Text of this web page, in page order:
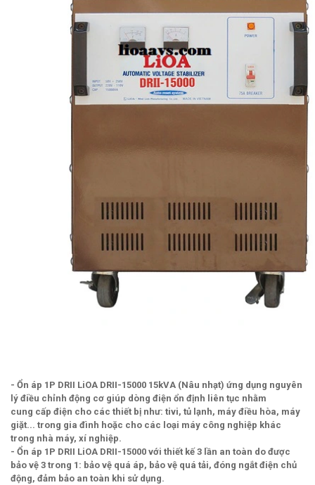
- Ổn áp 1P DRII LiOA DRII-15000 15kVA (Nâu nhạt) ứng dụng nguyên
lý điều chỉnh động cơ giúp dòng điện ổn định liên tục nhằm
cung cấp điện cho các thiết bị như: tivi, tủ lạnh, máy điều hòa, máy
giặt... trong gia đình hoặc cho các loại máy công nghiệp khác
trong nhà máy, xí nghiệp.
- Ổn áp 1P DRII LiOA DRII-15000 với thiết kế 3 lần an toàn do được
bảo vệ 3 trong 1: bảo vệ quá áp, bảo vệ quá tải, đóng ngắt điện chủ
động, đảm bảo an toàn khi sử dụng.